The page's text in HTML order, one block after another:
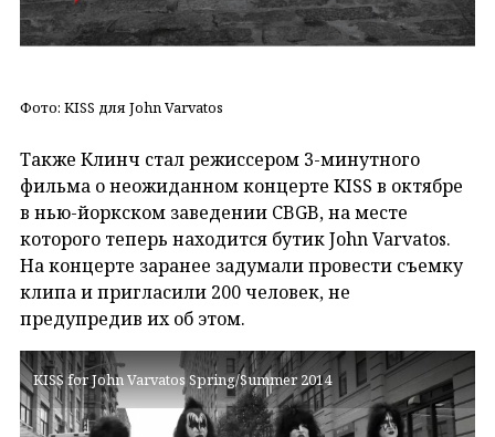
Фото: KISS для John Varvatos
Также Клинч стал режиссером 3-минутного
фильма о неожиданном концерте KISS в октябре
в нью-йоркском заведении CBGB, на месте
которого теперь находится бутик John Varvatos.
На концерте заранее задумали провести съемку
клипа и пригласили 200 человек, не
предупредив их об этом.
KISS for John Varvatos Spring/Summer 2014